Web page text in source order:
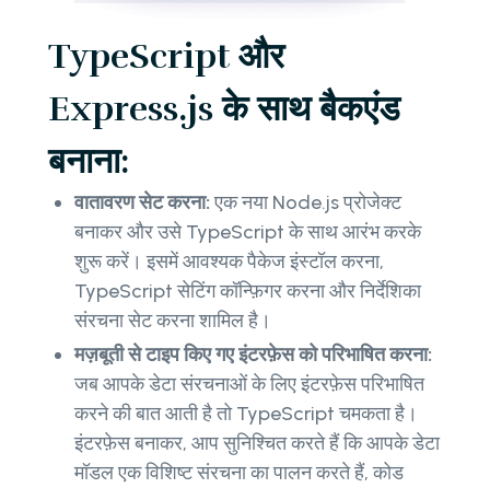
TypeScript और
Express.js के साथ बैकएंड
बनाना:
वातावरण सेट करना:एक नया Node.js प्रोजेक्ट
बनाकर और उसे TypeScript के साथ आरंभ करके
शुरू करें। इसमें आवश्यक पैकेज इंस्टॉल करना,
TypeScript सेटिंग कॉन्फ़िगर करना और निर्देशिका
संरचना सेट करना शामिल है।
मज़बूती से टाइप किए गए इंटरफ़ेस को परिभाषित करना:
जब आपके डेटा संरचनाओं के लिए इंटरफ़ेस परिभाषित
करने की बात आती है तो TypeScript चमकता है।
इंटरफ़ेस बनाकर, आप सुनिश्चित करते हैं कि आपके डेटा
मॉडल एक विशिष्ट संरचना का पालन करते हैं, कोड